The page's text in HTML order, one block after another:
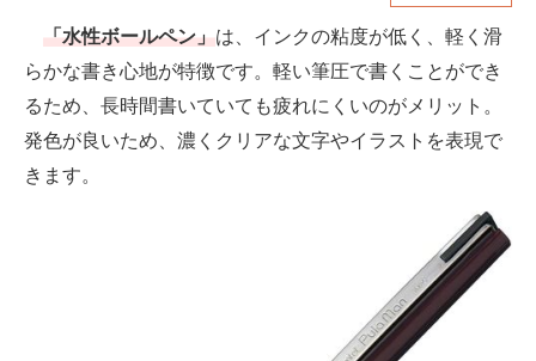
釣り具・釣り用品 食品・飲料・お酒
メディア
「水性ボールペン」は、インクの粘度が低く、軽く滑
らかな書き心地が特徴です。軽い筆圧で書くことができ
るため、長時間書いていても疲れにくいのがメリット。
発色が良いため、濃くクリアな文字やイラストを表現で
きます。